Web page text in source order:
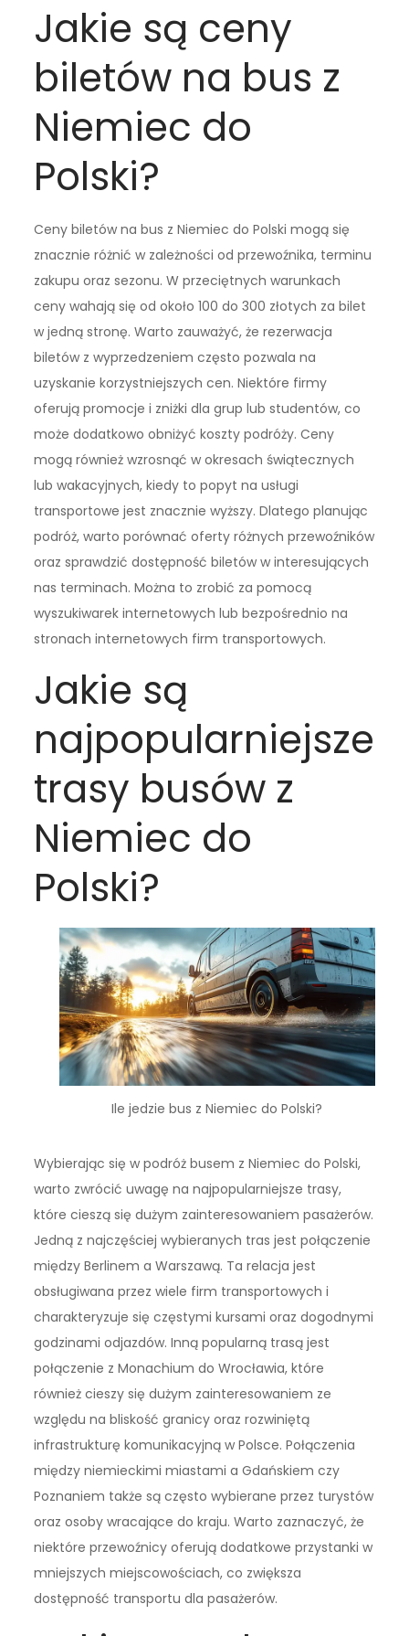
Jakie są ceny
biletów na bus z
Niemiec do
Polski?
Ceny biletów na bus z Niemiec do Polski mogą się
znacznie różnić w zależności od przewoźnika, terminu
zakupu oraz sezonu. W przeciętnych warunkach
ceny wahają się od około 100 do 300 złotych za bilet
w jedną stronę. Warto zauważyć, że rezerwacja
biletów z wyprzedzeniem często pozwala na
uzyskanie korzystniejszych cen. Niektóre firmy
oferują promocje i zniżki dla grup lub studentów, co
może dodatkowo obniżyć koszty podróży. Ceny
mogą również wzrosnąć w okresach świątecznych
lub wakacyjnych, kiedy to popyt na usługi
transportowe jest znacznie wyższy. Dlatego planując
podróż, warto porównać oferty różnych przewoźników
oraz sprawdzić dostępność biletów w interesujących
nas terminach. Można to zrobić za pomocą
wyszukiwarek internetowych lub bezpośrednio na
stronach internetowych firm transportowych.
Jakie są
najpopularniejsze
trasy busów z
Niemiec do
Polski?
Ile jedzie bus z Niemiec do Polski?
Wybierając się w podróż busem z Niemiec do Polski,
warto zwrócić uwagę na najpopularniejsze trasy,
które cieszą się dużym zainteresowaniem pasażerów.
Jedną z najczęściej wybieranych tras jest połączenie
między Berlinem a Warszawą. Ta relacja jest
obsługiwana przez wiele firm transportowych i
charakteryzuje się częstymi kursami oraz dogodnymi
godzinami odjazdów. Inną popularną trasą jest
połączenie z Monachium do Wrocławia, które
również cieszy się dużym zainteresowaniem ze
względu na bliskość granicy oraz rozwiniętą
infrastrukturę komunikacyjną w Polsce. Połączenia
między niemieckimi miastami a Gdańskiem czy
Poznaniem także są często wybierane przez turystów
oraz osoby wracające do kraju. Warto zaznaczyć, że
niektóre przewoźnicy oferują dodatkowe przystanki w
mniejszych miejscowościach, co zwiększa
dostępność transportu dla pasażerów.